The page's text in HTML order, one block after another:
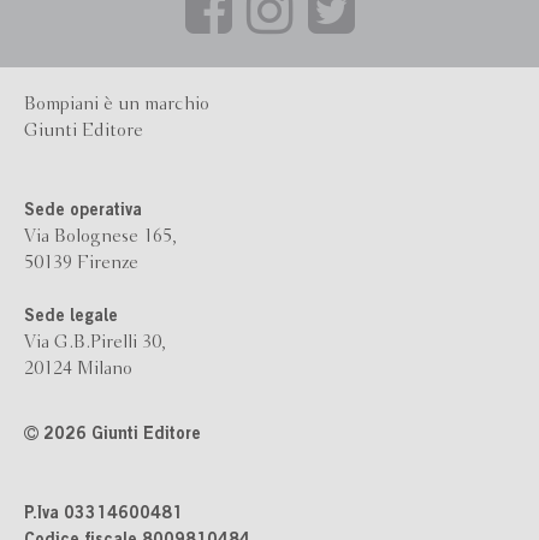
Bompiani è un marchio
Giunti Editore
Sede operativa
Via Bolognese 165,
50139 Firenze
Sede legale
Via G.B.Pirelli 30,
20124 Milano
2026 Giunti Editore
P.Iva 03314600481